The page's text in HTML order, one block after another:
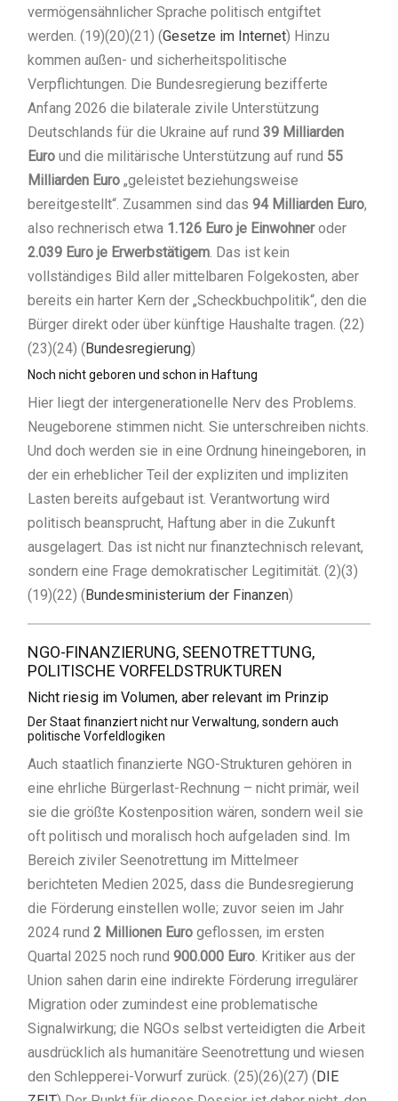
vermögensähnlicher Sprache politisch entgiftet
werden. (19)(20)(21) (Gesetze im Internet) Hinzu
kommen außen- und sicherheitspolitische
Verpflichtungen. Die Bundesregierung bezifferte
Anfang 2026 die bilaterale zivile Unterstützung
Deutschlands für die Ukraine auf rund 39 Milliarden
Euro und die militärische Unterstützung auf rund 55
Milliarden Euro „geleistet beziehungsweise
bereitgestellt“. Zusammen sind das 94 Milliarden Euro,
also rechnerisch etwa 1.126 Euro je Einwohneroder
2.039 Euro je Erwerbstätigem. Das ist kein
vollständiges Bild aller mittelbaren Folgekosten, aber
bereits ein harter Kern der „Scheckbuchpolitik“, den die
Bürger direkt oder über künftige Haushalte tragen. (22)
(23)(24) ( Bundesregierung)
Noch nicht geboren und schon in Haftung
Hier liegt der intergenerationelle Nerv des Problems.
Neugeborene stimmen nicht. Sie unterschreiben nichts.
Und doch werden sie in eine Ordnung hineingeboren, in
der ein erheblicher Teil der expliziten und impliziten
Lasten bereits aufgebaut ist. Verantwortung wird
politisch beansprucht, Haftung aber in die Zukunft
ausgelagert. Das ist nicht nur finanztechnisch relevant,
sondern eine Frage demokratischer Legitimität. (2)(3)
(19)(22) ( Bundesministerium der Finanzen)
NGO-FINANZIERUNG, SEENOTRETTUNG,
POLITISCHE VORFELDSTRUKTUREN
Nicht riesig im Volumen, aber relevant im Prinzip
Der Staat finanziert nicht nur Verwaltung, sondern auch
politische Vorfeldlogiken
Auch staatlich finanzierte NGO-Strukturen gehören in
eine ehrliche Bürgerlast-Rechnung – nicht primär, weil
sie die größte Kostenposition wären, sondern weil sie
oft politisch und moralisch hoch aufgeladen sind. Im
Bereich ziviler Seenotrettung im Mittelmeer
berichteten Medien 2025, dass die Bundesregierung
die Förderung einstellen wolle; zuvor seien im Jahr
2024 rund 2 Millionen Euro geflossen, im ersten
Quartal 2025 noch rund 900.000 Euro. Kritiker aus der
Union sahen darin eine indirekte Förderung irregulärer
Migration oder zumindest eine problematische
Signalwirkung; die NGOs selbst verteidigten die Arbeit
ausdrücklich als humanitäre Seenotrettung und wiesen
den Schlepperei-Vorwurf zurück. (25)(26)(27) ( DIE